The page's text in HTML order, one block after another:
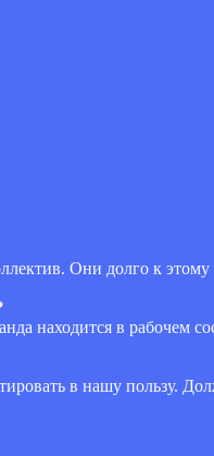
Они долго к
находится в рабочем
в нашу пользу.